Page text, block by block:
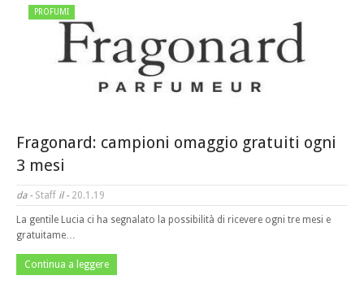
PROFUMI
Fragonard: campioni omaggio gratuiti ogni
3 mesi
da - Staff il - 20.1.19
La gentile Lucia ci ha segnalato la possibilità di ricevere ogni tre mesi e
gratuitame…
Continua a leggere